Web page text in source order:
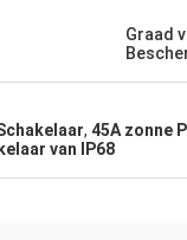
Graad
, 45A zonne
van IP68